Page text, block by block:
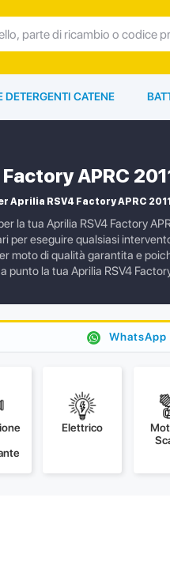
CATENE
APRC
Aprilia RSV4 Factory APRC 2011
la tua Aprilia RSV4 Factory
per eseguire qualsiasi
moto di qualità garantita e
punto la tua Aprilia RSV4
WhatsApp
Elettrico